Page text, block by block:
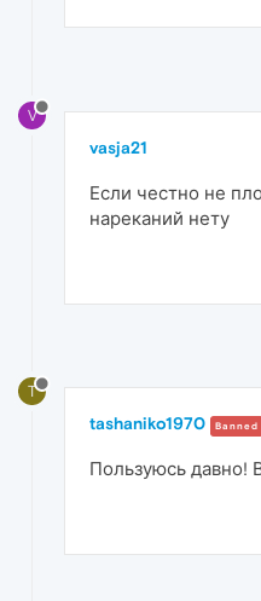
V
vasja21
Если честно не
нареканий нету
T
tashaniko1970 Banned
Пользуюсь давно!